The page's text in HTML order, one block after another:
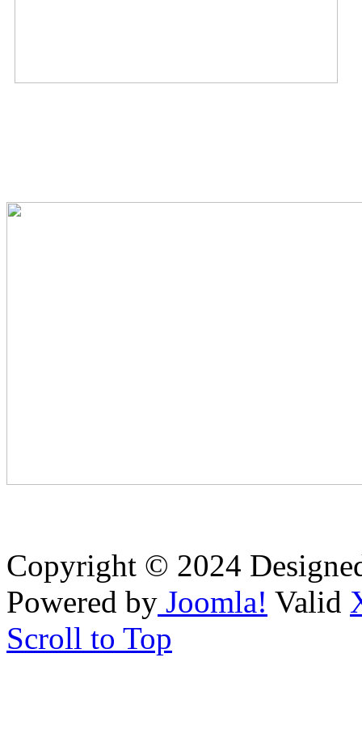
Copyright © 2024
Powered by Joomla! Valid
Scroll to Top